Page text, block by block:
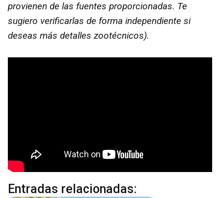
provienen de las fuentes proporcionadas. Te
sugiero verificarlas de forma independiente si
deseas más detalles zootécnicos).
Entradas relacionadas: